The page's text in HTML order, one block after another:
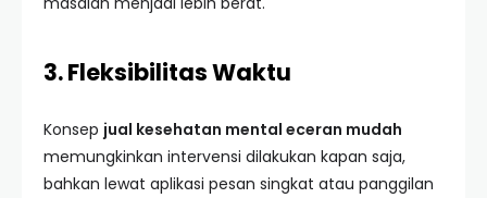
3. Fleksibilitas Waktu
Konsep jual kesehatan mental eceran mudah
memungkinkan intervensi dilakukan kapan saja,
bahkan lewat aplikasi pesan singkat atau panggilan